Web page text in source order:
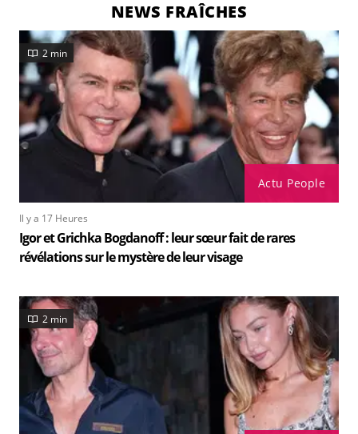
NEWS FRAÎCHES
Actu People
2 min
Il y a 17 Heures
Igor et Grichka Bogdanoff : leur sœur fait de rares
révélations sur le mystère de leur visage
2 min